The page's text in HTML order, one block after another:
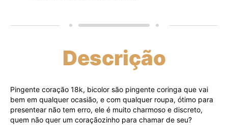
Descrição
Pingente coração 18k, bicolor são pingente coringa que vai
bem em qualquer ocasião, e com qualquer roupa, ótimo para
presentear não tem erro, ele é muito charmoso e discreto,
quem não quer um coraçãozinho para chamar de seu?